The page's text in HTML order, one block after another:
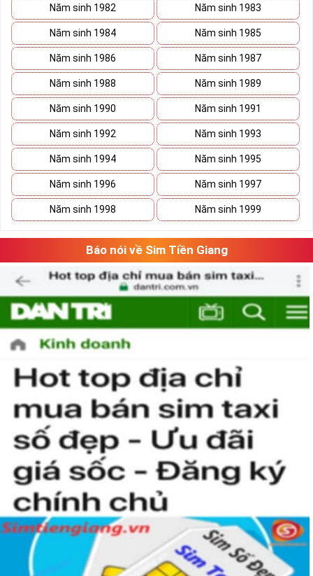
Năm sinh 1982 Năm sinh 1983
Năm sinh 1984 Năm sinh 1985
Năm sinh 1986 Năm sinh 1987
Năm sinh 1988 Năm sinh 1989
Năm sinh 1990 Năm sinh 1991
Năm sinh 1992 Năm sinh 1993
Năm sinh 1994 Năm sinh 1995
Năm sinh 1996 Năm sinh 1997
Năm sinh 1998 Năm sinh 1999
Báo nói về Sim Tiền Giang